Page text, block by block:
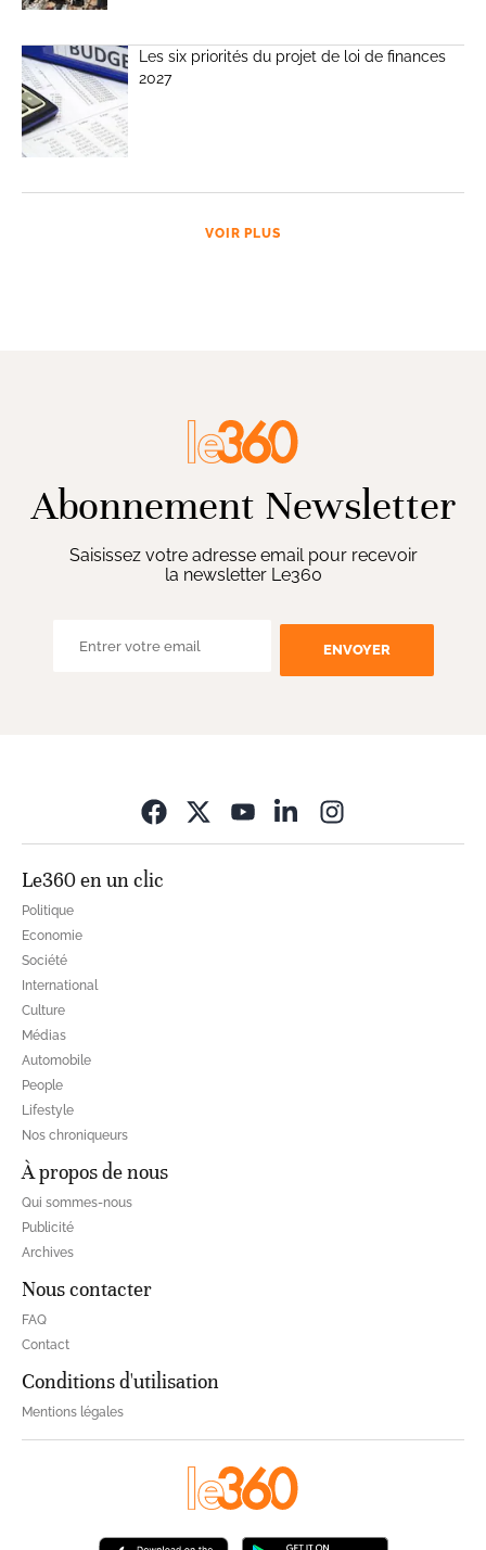
Les six priorités du projet de loi de finances
2027
VOIR PLUS
Abonnement Newsletter
Saisissez votre adresse email pour recevoir
la newsletter Le360
ENVOYER
Le360 en un clic
Politique
Economie
Société
International
Culture
Médias
Automobile
People
Lifestyle
Nos chroniqueurs
À propos de nous
Qui sommes-nous
Publicité
Archives
Nous contacter
FAQ
Contact
Conditions d'utilisation
Mentions légales